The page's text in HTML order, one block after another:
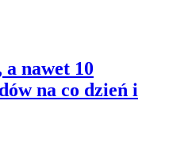
nawet 10
na co dzień i